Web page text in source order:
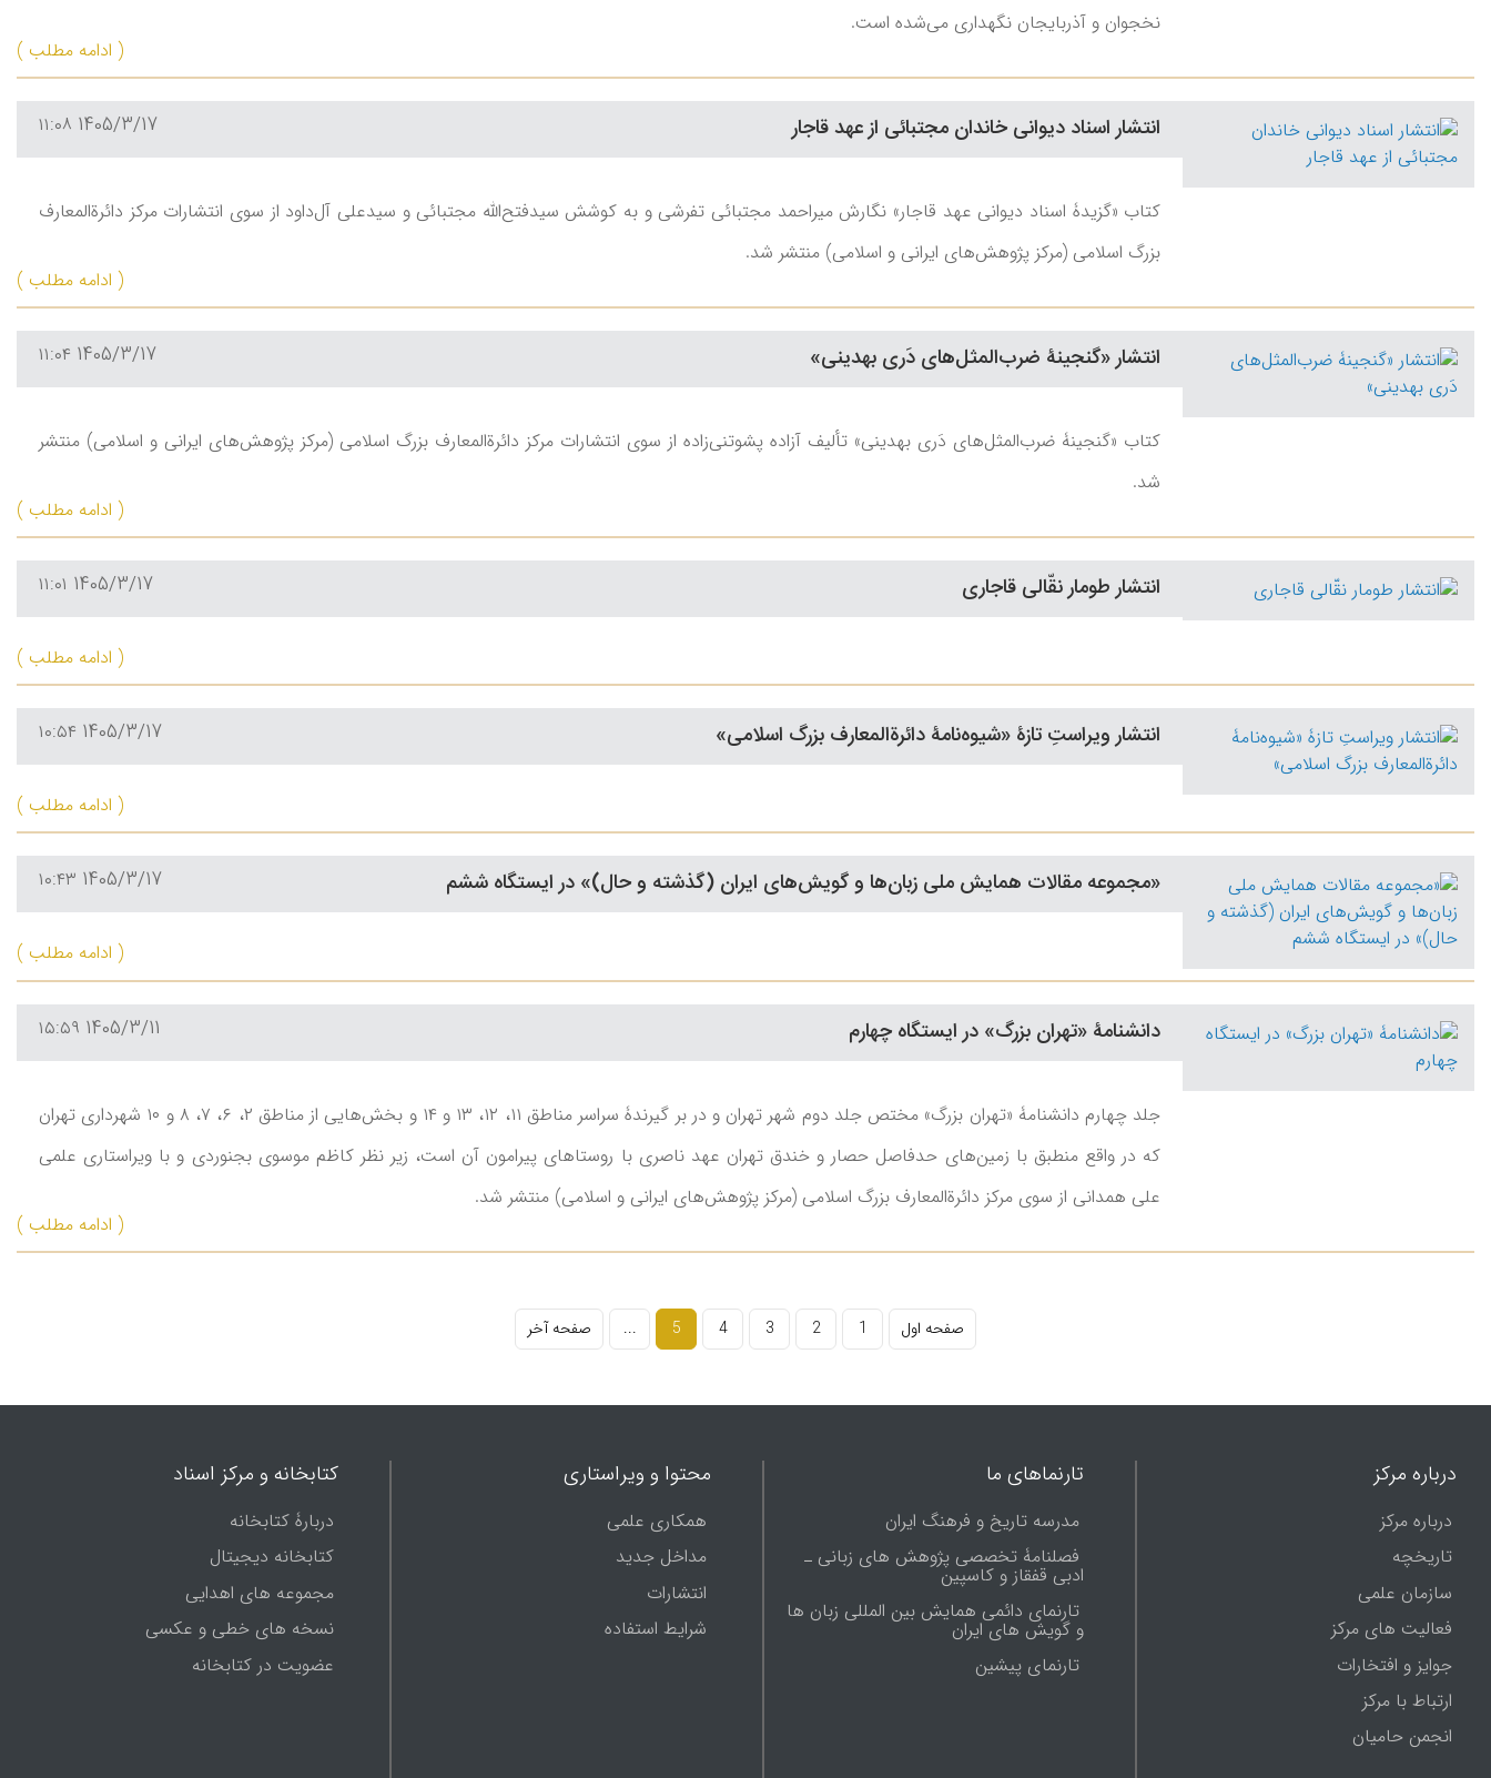
نخجوان و آذربایجان نگهداری می‌شده است.
( ادامه مطلب )
انتشار اسناد دیوانی خاندان مجتبائی از عهد قاجار 1405/3/17 ۱۱:۰۸
کتاب «گزیدۀ اسناد دیوانی عهد قاجار» نگارش میراحمد مجتبائی ‌تفرشی و به کوشش سیدفتح‌الله مجتبائی و سیدعلی‌ آل‌داود از سوی انتشارات مرکز دائرة‌المعارف
بزرگ اسلامی (مرکز پژوهش‌های ایرانی و اسلامی) منتشر ‌شد.
( ادامه مطلب )
انتشار «گنجینۀ ضرب‌المثل‌های دَری بهدینی» 1405/3/17 ۱۱:۰۴
کتاب «گنجینۀ ضرب‌المثل‌های دَری بهدینی» تألیف آزاده پشوتنی‌زاده از سوی انتشارات مرکز دائرة‌المعارف بزرگ اسلامی (مرکز پژوهش‌های ایرانی و اسلامی) منتشر
‌شد.
( ادامه مطلب )
انتشار طومار نقّالی قاجاری 1405/3/17 ۱۱:۰۱
( ادامه مطلب )
انتشار ویراستِ تازۀ «شیوه‌نامۀ‌ دائرة‌المعارف بزرگ اسلامی» 1405/3/17 ۱۰:۵۴
( ادامه مطلب )
«مجموعه مقالات همایش ملی زبان‌ها و گویش‌های ایران (گذشته و حال)» در ایستگاه ششم 1405/3/17 ۱۰:۴۳
( ادامه مطلب )
دانشنامۀ «تهران بزرگ» در ایستگاه چهارم 1405/3/11 ۱۵:۵۹
جلد چهارم دانشنامۀ «تهران بزرگ» مختص جلد دوم شهر تهران و در بر گیرندۀ سراسر مناطق ۱۱، ۱۲، ۱۳ و ۱۴ و بخش‌هایی از مناطق ۲، ۶، ۷، ۸ و ۱۰ شهرداری تهران
که در واقع منطبق با زمین‌‎های حدفاصل حصار و خندق تهران عهد ناصری با روستاهای پیرامون آن است، زیر نظر کاظم موسوی بجنوردی و با ویراستاری علمی
علی همدانی از سوی مرکز دائرةالمعارف بزرگ اسلامی (مرکز پژوهش‌های ایرانی و اسلامی) منتشر شد.
( ادامه مطلب )
صفحه اول 1
2
3
4
5
... صفحه آخر
درباره مرکز
درباره مرکز
تاریخچه
سازمان علمی
فعالیت های مرکز
جوایز و افتخارات
ارتباط با مرکز
انجمن حامیان
تارنماهای ما
مدرسه تاریخ و فرهنگ ایران
فصلنامۀ تخصصی پژوهش های زبانی ـ
ادبی قفقاز و کاسپین
تارنمای دائمی همایش بین المللی زبان ها
و گویش های ایران
تارنماى پيشين
محتوا و ویراستاری
همکاری علمی
مداخل جدید
انتشارات
شرایط استفاده
کتابخانه و مرکز اسناد
دربارۀ کتابخانه
کتابخانه دیجیتال
مجموعه های اهدایی
نسخه های خطی و عکسی
عضویت در کتابخانه